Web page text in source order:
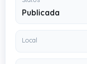
Publicada
Local